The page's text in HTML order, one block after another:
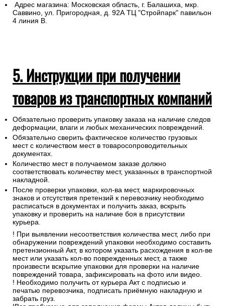
Адрес магазина: Московская область, г. Балашиха, мкр.
Саввино, ул. Пригородная, д. 92А ТЦ "Стройпарк" павильон
4 линия В.
5. Инструкции при получении
товаров из транспортных компаний
Обязательно проверить упаковку заказа на наличие следов
деформации, влаги и любых механических повреждений.
Обязательно сверить фактическое количество грузовых
мест с количеством мест в товаросопроводительных
документах.
Количество мест в получаемом заказе должно
соответствовать количеству мест, указанных в транспортной
накладной.
После проверки упаковки, кол-ва мест, маркировочных
знаков и отсутствия претензий к перевозчику необходимо
расписаться в документах и получить заказ, вскрыть
упаковку и проверить на наличие боя в присутствии
курьера.
! При выявлении несоответствия количества мест, либо при
обнаружении повреждений упаковки необходимо составить
претензионный Акт, в котором указать расхождения в кол-ве
мест или указать кол-во поврежденных мест, а также
произвести вскрытие упаковки для проверки на наличие
повреждений товара, зафиксировать на фото или видео.
! Необходимо получить от курьера Акт с подписью и
печатью перевозчика, подписать приёмную накладную и
забрать груз.